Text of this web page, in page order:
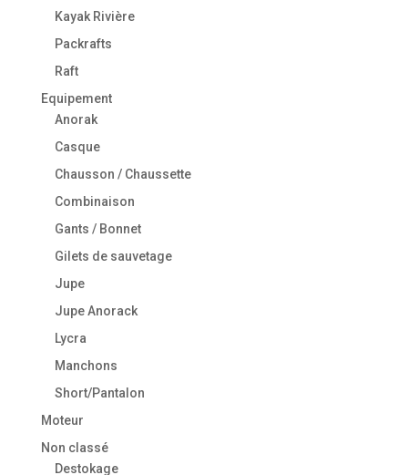
Kayak Rivière
Packrafts
Raft
Equipement
Anorak
Casque
Chausson / Chaussette
Combinaison
Gants / Bonnet
Gilets de sauvetage
Jupe
Jupe Anorack
Lycra
Manchons
Short/Pantalon
Moteur
Non classé
Destokage